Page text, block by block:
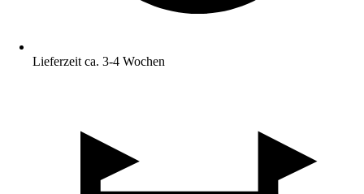
Lieferzeit ca. 3-4 Wochen